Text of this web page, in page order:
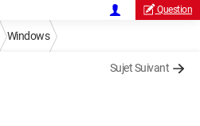
Question
Windows
Sujet Suivant